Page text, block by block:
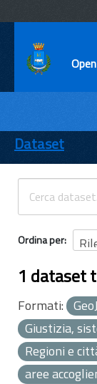
ENTI
TEMI
INFORMAZIONI
Dataset
Ordina per
1 dataset
Formati:
Giustizia,
Regioni e
aree